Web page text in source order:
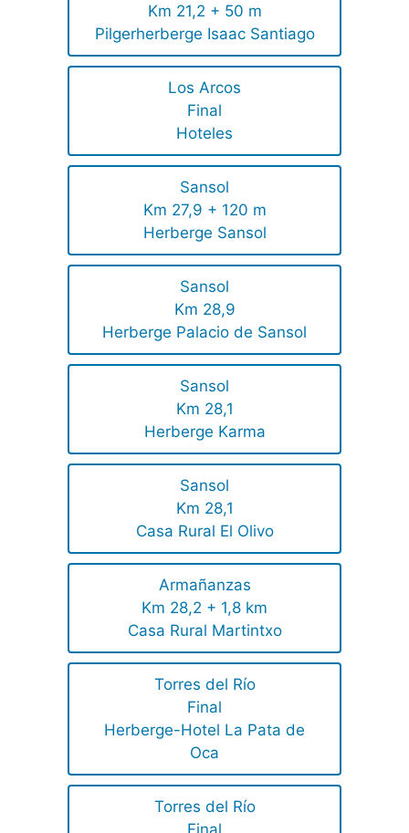
Km 21,2 + 50 m
Pilgerherberge Isaac Santiago
Los Arcos
Final
Hoteles
Sansol
Km 27,9 + 120 m
Herberge Sansol
Sansol
Km 28,9
Herberge Palacio de Sansol
Sansol
Km 28,1
Herberge Karma
Sansol
Km 28,1
Casa Rural El Olivo
Armañanzas
Km 28,2 + 1,8 km
Casa Rural Martintxo
Torres del Río
Final
Herberge-Hotel La Pata de
Oca
Torres del Río
Final